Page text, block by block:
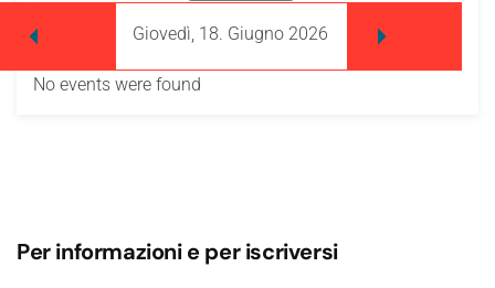
Giovedì, 18. Giugno 2026
No events were found
Per informazioni e per iscriversi